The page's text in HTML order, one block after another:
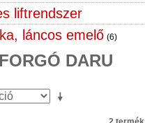
liftrendszer
láncos emelő (6)
(10)
eszköz
FORGÓ DARU